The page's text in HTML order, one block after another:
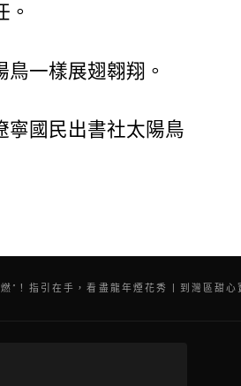
一樣展翅翱翔。
寧國民出書社太陽鳥
燃”！指引在手，看盡龍年煙花秀丨到灣區甜